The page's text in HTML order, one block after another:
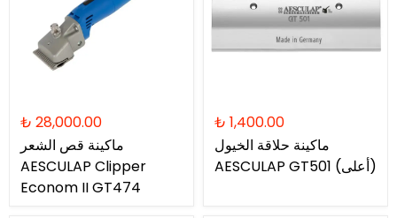
₺ 28,000.00
ماكينة قص الشعر
AESCULAP ​​Clipper
Econom II GT474
₺ 1,400.00
ماكينة حلاقة الخيول
AESCULAP ​​GT501 (أعلى)